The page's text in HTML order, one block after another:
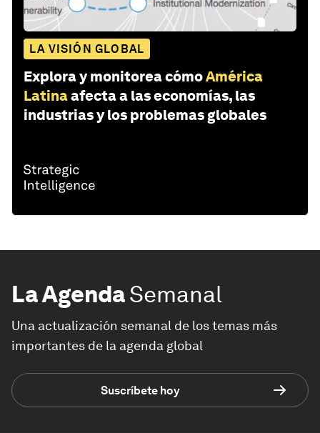
LA VISIÓN GLOBAL
Explora y monitorea cómoAmérica
Latinaafecta a las economías, las
industrias y los problemas globales
La AgendaSemanal
Una actualización semanal de los temas más
importantes de la agenda global
Suscríbete hoy